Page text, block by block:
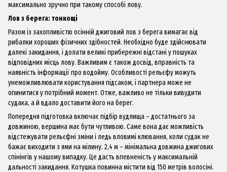
максимально зручно при такому способі лову.
Лов з берега: тонкощі
Разом із захопливістю осінній джиговий лов з берега вимагає від
рибалки хороших фізичних здібностей. Необхідно буде здійснювати
далекі закидання, і долати великі прибережні відстані у пошуках
відповідних місць лову. Важливим є також досвід, вправність та
наявність інформації про водойму. Особливості рельєфу можуть
унеможливлювати користування підсаком, і партнера може не
опинитися у потрібний момент. Отже, важливо не тільки вивудити
судака, а й вдало доставити його на берег.
Попередня підготовка включає підбір вудлища – достатнього за
довжиною, вершина має бути чутливою. Саме вона дає можливість
відстежувати рельєфні зміни і ледь вловимі клювання, коли судак не
бажає виходити з ями на мілину. 2,4 м – мінімальна довжина джигових
спінінгів у нашому випадку. Це дасть впевненість у максимальній
дальності закидання. Котушка повинна містити від 150 метрів волосіні.